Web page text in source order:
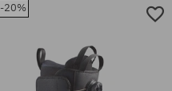
Mărimi existente:
-20%